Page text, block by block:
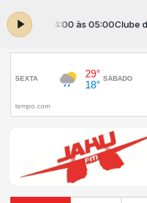
das 04:00 às 05:00Clube da